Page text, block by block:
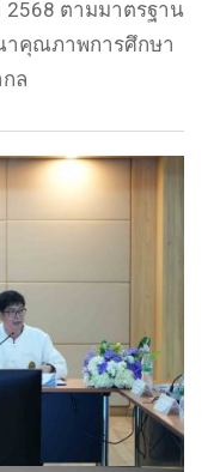
2568 ตามมาตรฐาน
าคุณภาพการศึกษา
ล